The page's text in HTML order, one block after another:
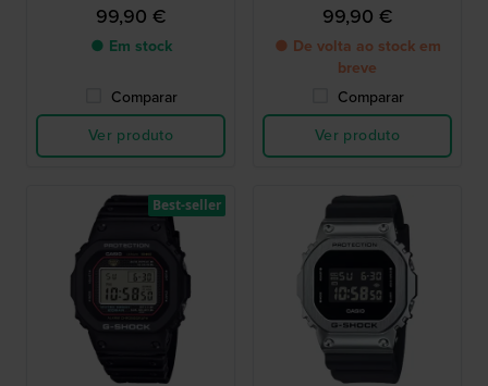
99,90 €
● Em stock
Comparar
Ver produto
99,90 €
● De volta ao stock em
breve
Comparar
Ver produto
Best-seller